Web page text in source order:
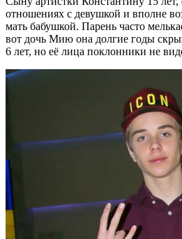
отношениях с девушкой и вполне
мать бабушкой. Парень часто
вот дочь Мию она долгие годы
6 лет, но её лица поклонники не